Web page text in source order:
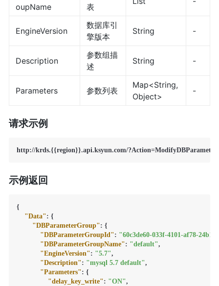
oupName
表
EngineVersion
数据库引
擎版本
String -
Description
参数组描
述
String -
Parameters 参数列表
Map<String,
Object>
-
请求示例
示例返回
{
"Data": {
"DBParameterGroup": {
"DBParameterGroupId": "60c3de60-033f-4101-af78-
"DBParameterGroupName": "default",
"EngineVersion": "5.7",
"Description": "mysql 5.7 default",
"Parameters": {
"delay_key_write": "ON",